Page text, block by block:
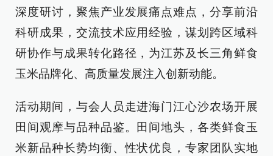
深度研讨，聚焦产业发展痛点难点，分享前沿
科研成果，交流技术应用经验，谋划跨区域科
研协作与成果转化路径，为江苏及长三角鲜食
玉米品牌化、高质量发展注入创新动能。
活动期间，与会人员走进海门江心沙农场开展
田间观摩与品种品鉴。田间地头，各类鲜食玉
米新品种长势均衡、性状优良，专家团队实地